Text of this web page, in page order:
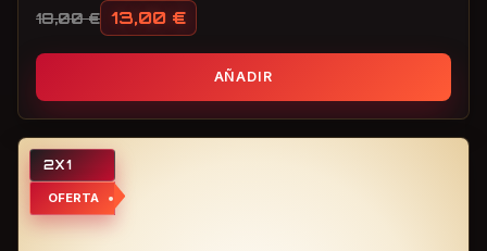
18,00€
El precio original era: 18,00 €.
13,00 €
El precio actual es: 13,00 €.
AÑADIR
2X1
OFERTA